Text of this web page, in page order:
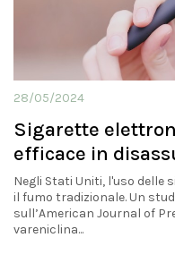
28/05/2024
Sigarette
efficace in
Negli Stati Uniti, l'uso
il fumo tradizionale. Un
sull’American Journal of
vareniclina...